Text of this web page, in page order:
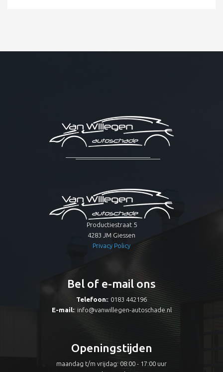
Productiestraat 5
4283 JM Giessen
Privacy Policy
Bel of e-mail ons
Telefoon:: 0183 442196
E-mail:: info@vanwillegen-autoschade.nl
Openingstijden
maandag t/m vrijdag: 08:00 - 17:00 uur